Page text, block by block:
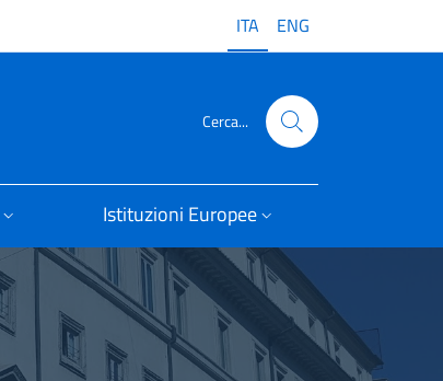
ITA ENG
Cerca...
Istituzioni Europee